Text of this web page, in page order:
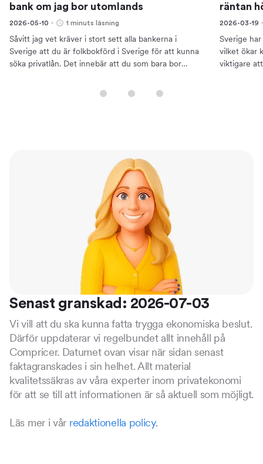
bank om jag bor utomlands
2026-05-10 1 minuts läsning
Såvitt jag vet kräver i stort sett alla bankerna i
Sverige att du är folkbokförd i Sverige för att kunna
söka privatlån. Det innebär att du som bara bor
räntan
2026-03-19
Sverige
vilket ökar
viktigare
Senast granskad: 2026-07-03
Vi vill att du ska kunna fatta trygga ekonomiska beslut.
Därför uppdaterar vi regelbundet allt innehåll på
Compricer. Datumet ovan visar när sidan senast
faktagranskades i sin helhet. Allt material
kvalitetssäkras av våra experter inom privatekonomi
för att se till att informationen är så aktuell som möjligt.
Läs mer i vår redaktionella policy.